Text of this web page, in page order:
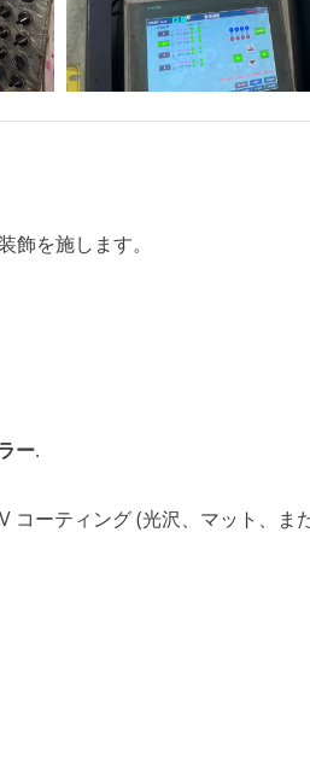
を施します。
ー.
ーティング (光沢、マット、ま